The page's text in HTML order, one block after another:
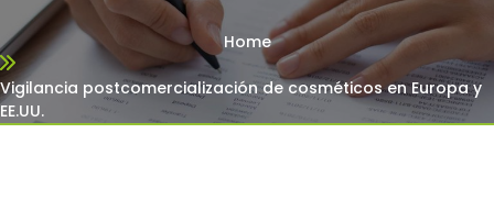
Home
Vigilancia postcomercialización de cosméticos en Europa y
EE.UU.